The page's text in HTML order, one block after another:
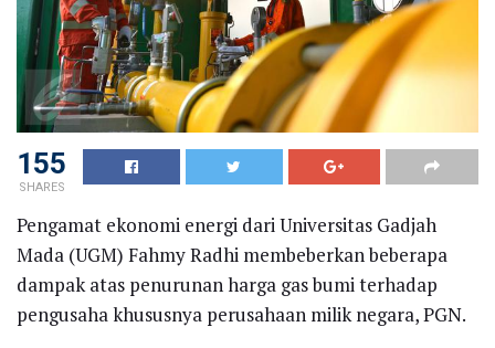
155
SHARES
Pengamat ekonomi energi dari Universitas Gadjah
Mada (UGM) Fahmy Radhi membeberkan beberapa
dampak atas penurunan harga gas bumi terhadap
pengusaha khususnya perusahaan milik negara, PGN.